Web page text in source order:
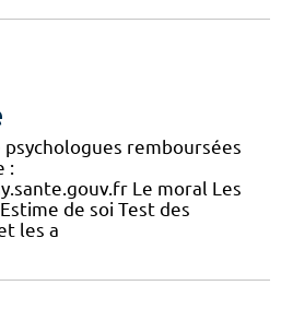
remboursées
:
Le moral Les
de soi Test des
les a